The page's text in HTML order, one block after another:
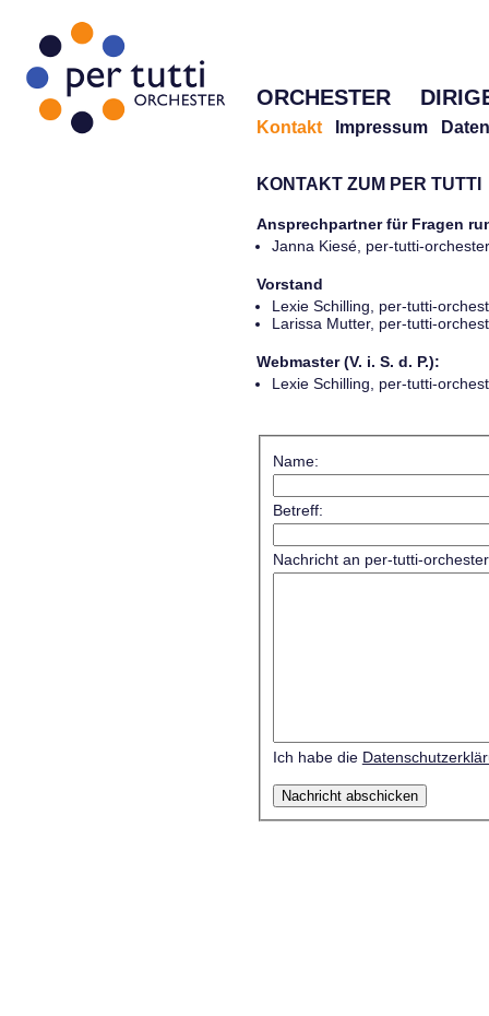
ORCHESTER
Kontakt Impressum
KONTAKT ZUM PER TUTTI
Ansprechpartner für Fragen
Janna Kiesé, per-tutti-
Vorstand
Lexie Schilling, per-tutti-
Larissa Mutter, per-tutti-
Webmaster (V. i. S. d. P.):
Lexie Schilling, per-tutti-
Name:
Betreff:
Nachricht an per-tutti-
Ich habe die